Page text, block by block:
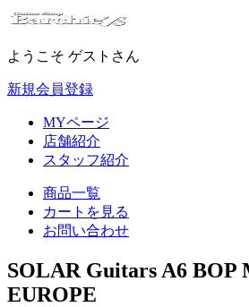
ようこそ ゲストさん
新規会員登録
MYページ
店舗紹介
スタッフ紹介
商品一覧
カートを見る
お問い合わせ
SOLAR Guitars A6 BOP
EUROPE